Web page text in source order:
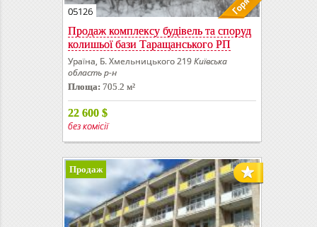
05126
Продаж комплексу будівель та споруд
колишьої бази Таращанського РП
Ураїна, Б. Хмельницького 219Київська
область р-н
Площа: 705.2 м²
22 600 $
без комісії
Продаж